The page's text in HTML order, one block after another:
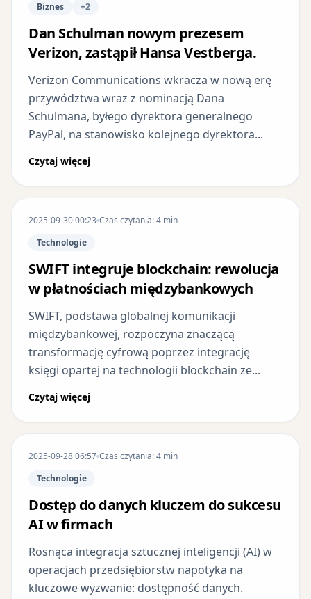
Biznes
+2
Dan Schulman nowym prezesem
Verizon, zastąpił Hansa Vestberga.
Verizon Communications wkracza w nową erę
przywództwa wraz z nominacją Dana
Schulmana, byłego dyrektora generalnego
PayPal, na stanowisko kolejnego dyrektora...
Czytaj więcej
2025-09-30 00:23 Czas czytania: 4 min
Technologie
SWIFT integruje blockchain: rewolucja
w płatnościach międzybankowych
SWIFT, podstawa globalnej komunikacji
międzybankowej, rozpoczyna znaczącą
transformację cyfrową poprzez integrację
księgi opartej na technologii blockchain ze...
Czytaj więcej
2025-09-28 06:57 Czas czytania: 4 min
Technologie
Dostęp do danych kluczem do sukcesu
AI w firmach
Rosnąca integracja sztucznej inteligencji (AI) w
operacjach przedsiębiorstw napotyka na
kluczowe wyzwanie: dostępność danych.